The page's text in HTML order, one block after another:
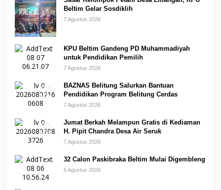
Beltim Gelar Sosdiklih
7 Agustus 2026
KPU Beltim Gandeng PD Muhammadiyah
untuk Pendidikan Pemilih
7 Agustus 2026
BAZNAS Belitung Salurkan Bantuan
Pendidikan Program Belitung Cerdas
7 Agustus 2026
Jumat Berkah Melampun Gratis di Kediaman
H. Pipit Chandra Desa Air Seruk
7 Agustus 2026
32 Calon Paskibraka Beltim Mulai Digembleng
6 Agustus 2026